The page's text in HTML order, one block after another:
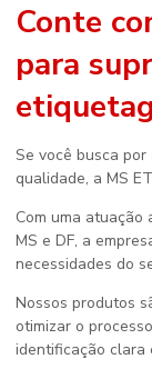
Conte
para
Se você busca por
qualidade, a MS
Com uma atuação
MS e DF, a
necessidades do
Nossos produtos
otimizar o
identificação clara